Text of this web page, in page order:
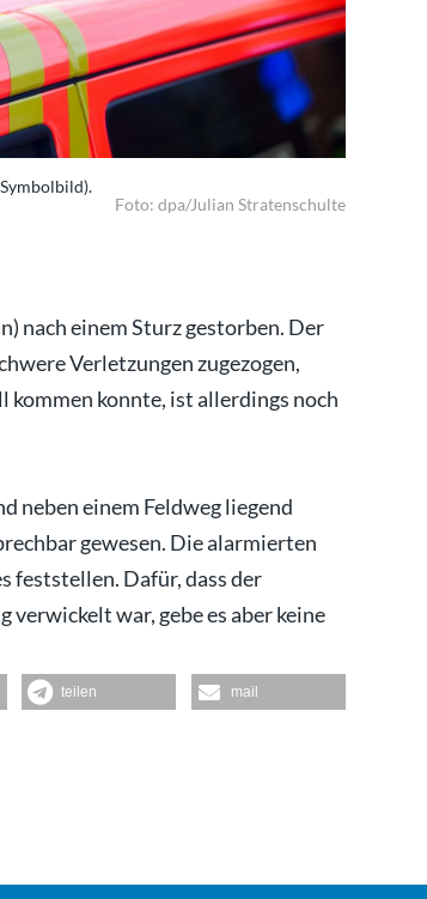
Foto: dpa/Julian Stratenschulte
nach einem Sturz gestorben. Der
Verletzungen zugezogen,
kommen konnte, ist allerdings noch
neben einem Feldweg liegend
gewesen. Die alarmierten
feststellen. Dafür, dass der
verwickelt war, gebe es aber keine
teilen mail